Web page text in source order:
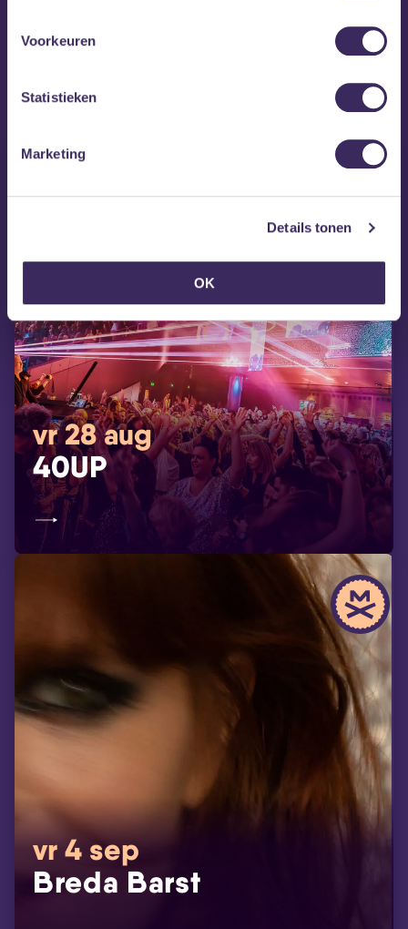
Voorkeuren
Statistieken
Marketing
Details tonen
OK
MEZZ tipt
vr 28 aug
40UP
vr 4 sep
Breda Barst